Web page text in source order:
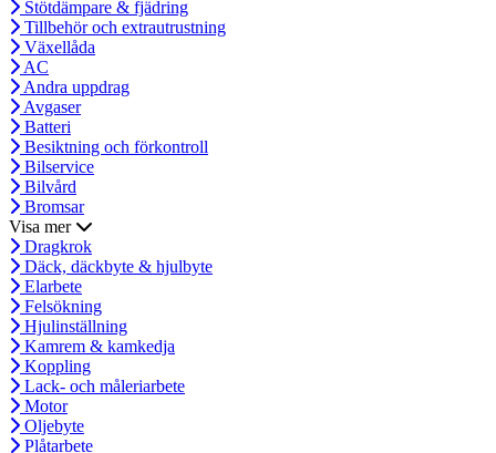
Stötdämpare & fjädring
Tillbehör och extrautrustning
Växellåda
AC
Andra uppdrag
Avgaser
Batteri
Besiktning och förkontroll
Bilservice
Bilvård
Bromsar
Visa mer
Dragkrok
Däck, däckbyte & hjulbyte
Elarbete
Felsökning
Hjulinställning
Kamrem & kamkedja
Koppling
Lack- och måleriarbete
Motor
Oljebyte
Plåtarbete